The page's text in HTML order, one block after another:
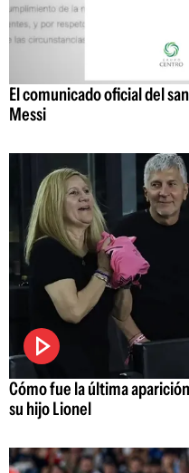
El comunicado oficial del
Messi
Cómo fue la última
su hijo Lionel